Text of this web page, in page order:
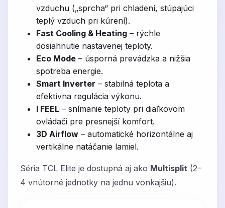
vzduchu („sprcha“ pri chladení, stúpajúci
teplý vzduch pri kúrení).
Fast Cooling & Heating – rýchle
dosiahnutie nastavenej teploty.
Eco Mode – úsporná prevádzka a nižšia
spotreba energie.
Smart Inverter – stabilná teplota a
efektívna regulácia výkonu.
I FEEL – snímanie teploty pri diaľkovom
ovládači pre presnejší komfort.
3D Airflow – automatické horizontálne aj
vertikálne natáčanie lamiel.
Séria TCL Elite je dostupná aj ako Multisplit (2–
4 vnútorné jednotky na jednu vonkajšiu).